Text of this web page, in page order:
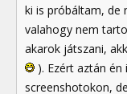
ki is próbáltam, de
valahogy nem
akarok játszani,
). Ezért aztán
screenshotokon,